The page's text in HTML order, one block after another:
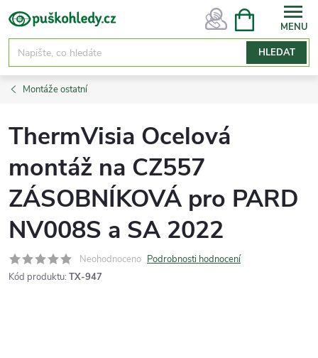
Přejít
na
obsah
HLEDAT
NÁKUPNÍ
Montáže ostatní
ThermVisia Ocelová
montáž na CZ557
ZÁSOBNÍKOVÁ pro PARD
NV008S a SA 2022
Neohodnoceno Podrobnosti hodnocení
Kód produktu: TX-947